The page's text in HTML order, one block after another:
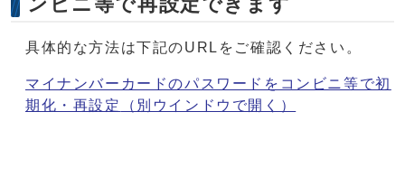
具体的な方法は下記のURLをご確認ください。
マイナンバーカードのパスワードをコンビニ等で初
期化・再設定
（別ウインドウで開く）